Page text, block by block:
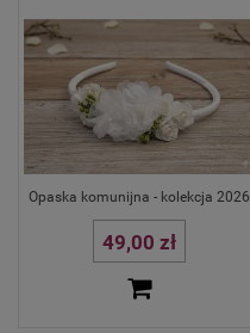
Opaska komunijna - kolekcja 2026
49,00 zł